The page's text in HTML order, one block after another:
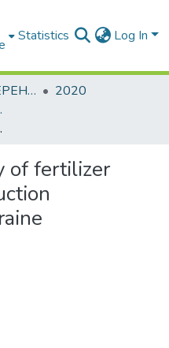
Statistics Log In
МАТЕРІАЛИ КОНФЕРЕНЦІЙ
2020
of Ukraine
of fertilizer